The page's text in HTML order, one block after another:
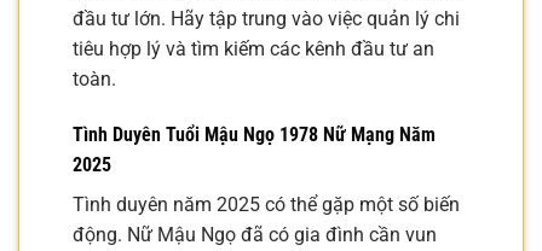
đầu tư lớn. Hãy tập trung vào việc quản lý chi
tiêu hợp lý và tìm kiếm các kênh đầu tư an
toàn.
Tình Duyên Tuổi Mậu Ngọ 1978 Nữ Mạng Năm
2025
Tình duyên năm 2025 có thể gặp một số biến
động. Nữ Mậu Ngọ đã có gia đình cần vun